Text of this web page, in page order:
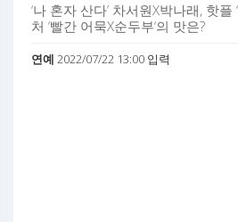
‘나 혼자 산다’ 차서원X박나래, 핫플
처 ‘빨간 어묵X순두부‘의 맛은?
연예 2022/07/22 13:00 입력